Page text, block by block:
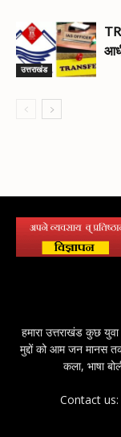
उत्तराखंड
हमारा उत्तराखंड कुछ
मुद्दों को आम जन मानस
कला, भाषा
Contact us: